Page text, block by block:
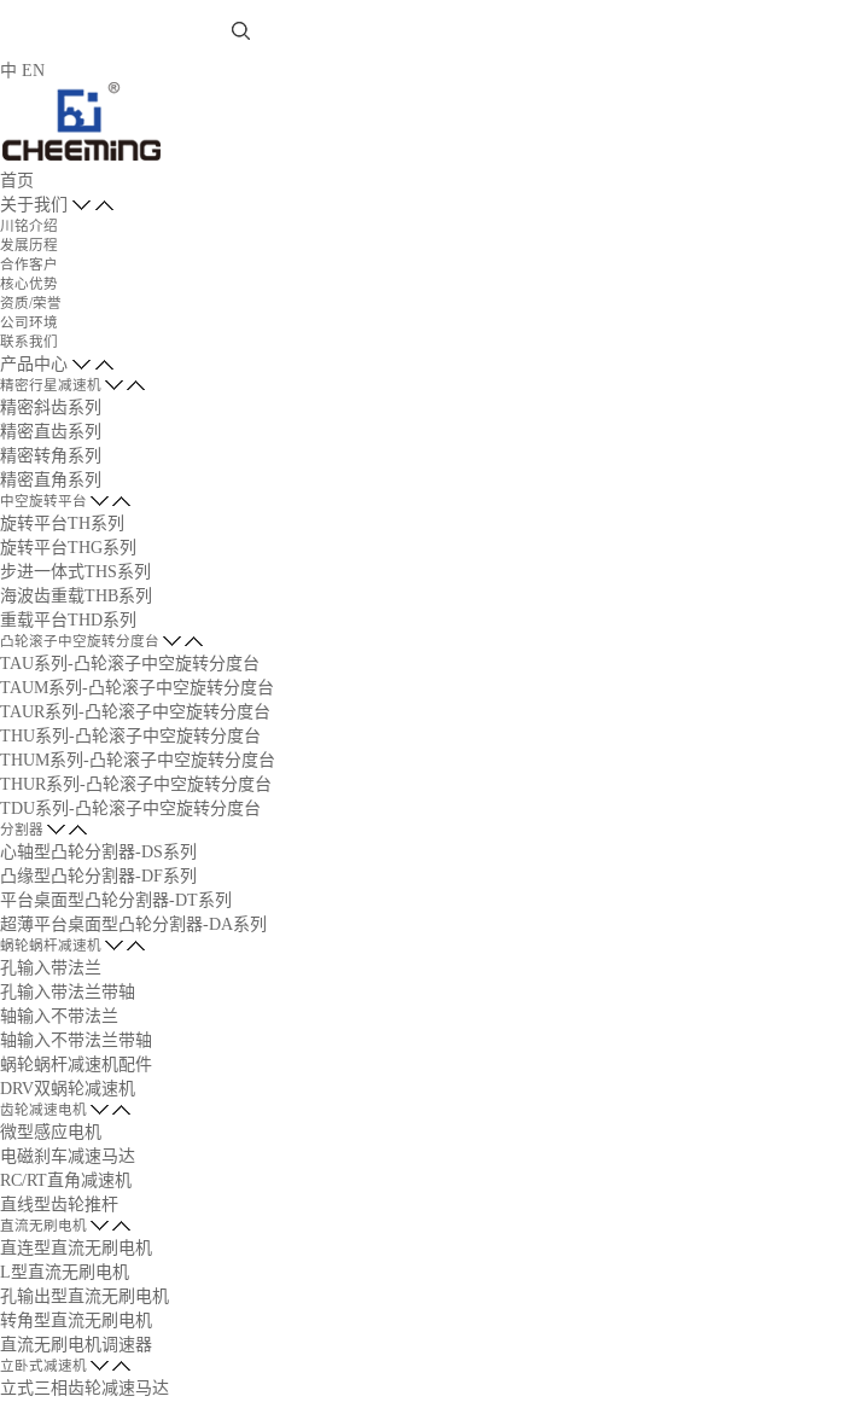
中 EN
首页
关于我们
川铭介绍
发展历程
合作客户
核心优势
资质/荣誉
公司环境
联系我们
产品中心
精密行星减速机
精密斜齿系列
精密直齿系列
精密转角系列
精密直角系列
中空旋转平台
旋转平台TH系列
旋转平台THG系列
步进一体式THS系列
海波齿重载THB系列
重载平台THD系列
凸轮滚子中空旋转分度台
TAU系列-凸轮滚子中空旋转分度台
TAUM系列-凸轮滚子中空旋转分度台
TAUR系列-凸轮滚子中空旋转分度台
THU系列-凸轮滚子中空旋转分度台
THUM系列-凸轮滚子中空旋转分度台
THUR系列-凸轮滚子中空旋转分度台
TDU系列-凸轮滚子中空旋转分度台
分割器
心轴型凸轮分割器-DS系列
凸缘型凸轮分割器-DF系列
平台桌面型凸轮分割器-DT系列
超薄平台桌面型凸轮分割器-DA系列
蜗轮蜗杆减速机
孔输入带法兰
孔输入带法兰带轴
轴输入不带法兰
轴输入不带法兰带轴
蜗轮蜗杆减速机配件
DRV双蜗轮减速机
齿轮减速电机
微型感应电机
电磁刹车减速马达
RC/RT直角减速机
直线型齿轮推杆
直流无刷电机
直连型直流无刷电机
L型直流无刷电机
孔输出型直流无刷电机
转角型直流无刷电机
直流无刷电机调速器
立卧式减速机
立式三相齿轮减速马达